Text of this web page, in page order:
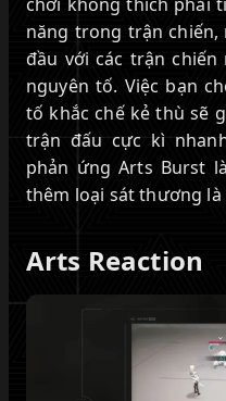
năng trong trận
đầu với các trận
nguyên tố. Việc bạn
tố khắc chế kẻ thù sẽ
trận đấu cực kì
phản ứng Arts Burst
thêm loại sát thương là
Arts Reaction